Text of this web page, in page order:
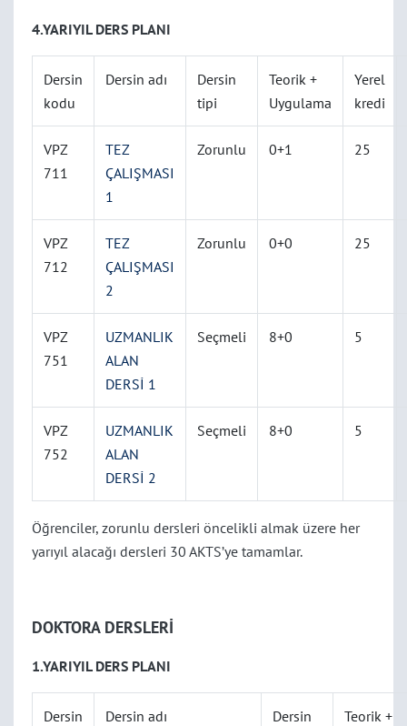
4.YARIYIL DERS PLANI
Dersin
kodu
Dersin adı
Dersin
tipi
Teorik +
Uygulama
Yerel
kredi
VPZ
711
TEZ
ÇALIŞMASI
1
Zorunlu 0+1 25
VPZ
712
TEZ
ÇALIŞMASI
2
Zorunlu 0+0 25
VPZ
751
UZMANLIK
ALAN
DERSİ 1
Seçmeli 8+0 5
VPZ
752
UZMANLIK
ALAN
DERSİ 2
Seçmeli 8+0 5
Öğrenciler, zorunlu dersleri öncelikli almak üzere her
yarıyıl alacağı dersleri 30 AKTS’ye tamamlar.
DOKTORA DERSLERİ
1.YARIYIL DERS PLANI
Dersin
Dersin adı
Dersin
Teorik +